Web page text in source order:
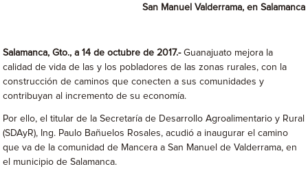
San Manuel Valderrama, en Salamanca
Salamanca, Gto., a 14 de octubre de 2017.-Guanajuato mejora la
calidad de vida de las y los pobladores de las zonas rurales, con la
construcción de caminos que conecten a sus comunidades y
contribuyan al incremento de su economía.
Por ello, el titular de la Secretaría de Desarrollo Agroalimentario y Rural
(SDAyR), Ing. Paulo Bañuelos Rosales, acudió a inaugurar el camino
que va de la comunidad de Mancera a San Manuel de Valderrama, en
el municipio de Salamanca.